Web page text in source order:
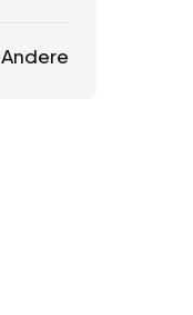
Andere